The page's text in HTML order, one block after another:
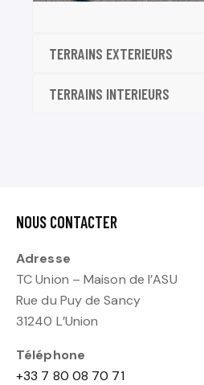
TERRAINS EXTERIEURS
TERRAINS INTERIEURS
NOUS CONTACTER
Adresse
TC Union – Maison de l’ASU
Rue du Puy de Sancy
31240 L’Union
Téléphone
+33 7 80 08 70 71